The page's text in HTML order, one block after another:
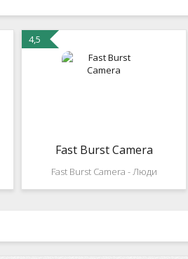
4,5
Fast Burst Camera
Fast Burst Camera - Люди
профессионалы как правело